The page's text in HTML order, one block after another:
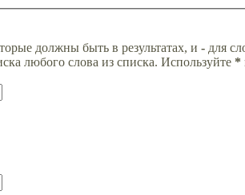
должны быть в результатах, и -для
любого слова из списка. Используйте *